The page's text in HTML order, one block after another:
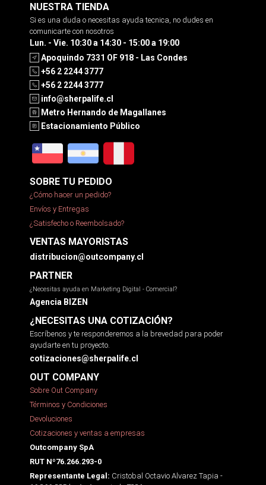
NUESTRA TIENDA
Si es una duda o necesitas ayuda tecnica, no dudes en
comunicarte con nosotros
Lun. - Vie. 10:30 a 14:30 - 15:00 a 19:00
Apoquindo 7331 OF 918 - Las Condes
+56 2 2244 3777
+56 2 2244 3777
info@sherpalife.cl
Metro Hernando de Magallanes
Estacionamiento Público
SOBRE TU PEDIDO
¿Cómo hacer un pedido?
Envíos y Entregas
¿Satisfecho o Reembolsado?
VENTAS MAYORISTAS
distribucion@outcompany.cl
PARTNER
¿Necesitas ayuda en Marketing Digital - Comercial?
Agencia BIZEN
¿NECESITAS UNA COTIZACIÓN?
Escríbenos y te responderemos a la brevedad para poder
ayudarte en tu proyecto.
cotizaciones@sherpalife.cl
OUT COMPANY
Sobre Out Company
Términos y Condiciones
Devoluciones
Cotizaciones y ventas a empresas
Outcompany SpA
RUT Nº76.266.293-0
Representante Legal: Cristobal Octavio Alvarez Tapia -